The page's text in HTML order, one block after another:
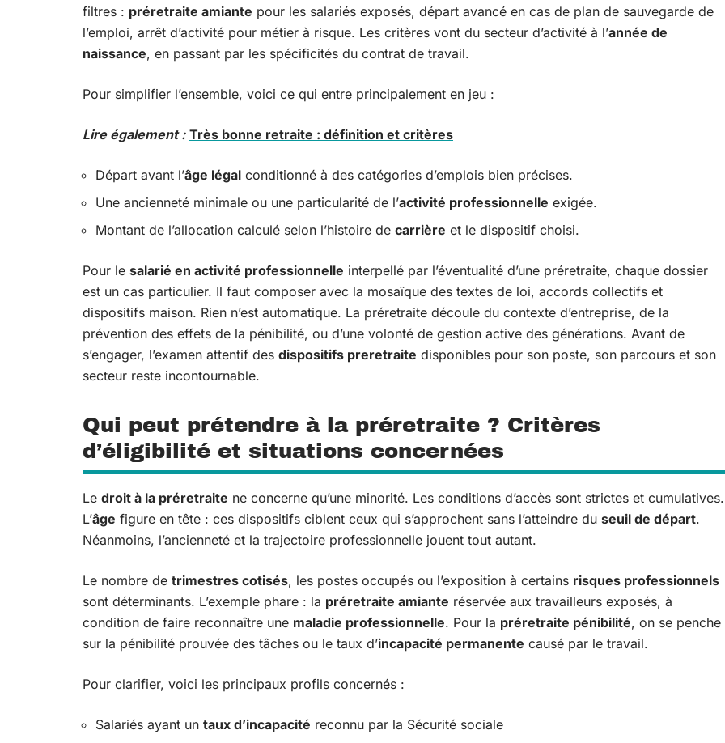
filtres : préretraite amiante pour les salariés exposés, départ avancé en cas de plan de sauvegarde de
l’emploi, arrêt d’activité pour métier à risque. Les critères vont du secteur d’activité à l’année de
naissance, en passant par les spécificités du contrat de travail.
Pour simplifier l’ensemble, voici ce qui entre principalement en jeu :
Lire également : Très bonne retraite : définition et critères
Départ avant l’âge légal conditionné à des catégories d’emplois bien précises.
Une ancienneté minimale ou une particularité de l’activité professionnelle exigée.
Montant de l’allocation calculé selon l’histoire de carrière et le dispositif choisi.
Pour le salarié en activité professionnelle interpellé par l’éventualité d’une préretraite, chaque dossier
est un cas particulier. Il faut composer avec la mosaïque des textes de loi, accords collectifs et
dispositifs maison. Rien n’est automatique. La préretraite découle du contexte d’entreprise, de la
prévention des effets de la pénibilité, ou d’une volonté de gestion active des générations. Avant de
s’engager, l’examen attentif des dispositifs preretraite disponibles pour son poste, son parcours et son
secteur reste incontournable.
Qui peut prétendre à la préretraite ? Critères
d’éligibilité et situations concernées
Le droit à la préretraite ne concerne qu’une minorité. Les conditions d’accès sont strictes et cumulatives.
L’âge figure en tête : ces dispositifs ciblent ceux qui s’approchent sans l’atteindre du seuil de départ.
Néanmoins, l’ancienneté et la trajectoire professionnelle jouent tout autant.
Le nombre de trimestres cotisés, les postes occupés ou l’exposition à certains risques professionnels
sont déterminants. L’exemple phare : la préretraite amiante réservée aux travailleurs exposés, à
condition de faire reconnaître une maladie professionnelle. Pour la préretraite pénibilité, on se penche
sur la pénibilité prouvée des tâches ou le taux d’incapacité permanente causé par le travail.
Pour clarifier, voici les principaux profils concernés :
Salariés ayant un taux d’incapacité reconnu par la Sécurité sociale